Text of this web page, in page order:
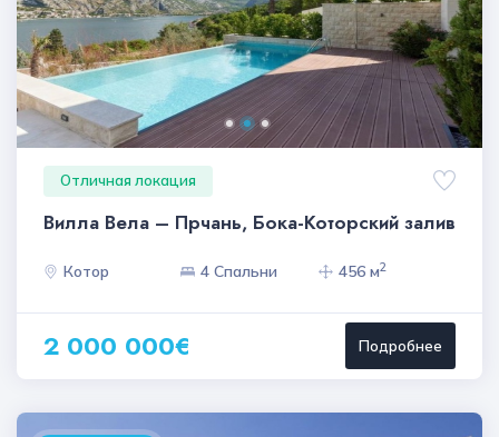
Отличная локация
Вилла Вела – Прчань, Бока-Которский залив
Котор 4 Спальни 456 м2
2 000 000€ Подробнее